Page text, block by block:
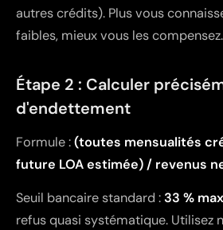
autres crédits). Plus vous
faibles, mieux vous les compensez.
Étape 2 : Calculer
d'endettement
Formule :(toutes mensualités
future LOA estimée) / revenus
Seuil bancaire standard : 33 %
refus quasi systématique. Utilisez